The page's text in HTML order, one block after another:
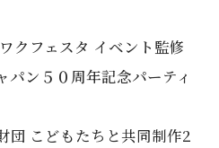
クフェスタ イベント監修
ン５０周年記念パーティ
団 こどもたちと共同制作2